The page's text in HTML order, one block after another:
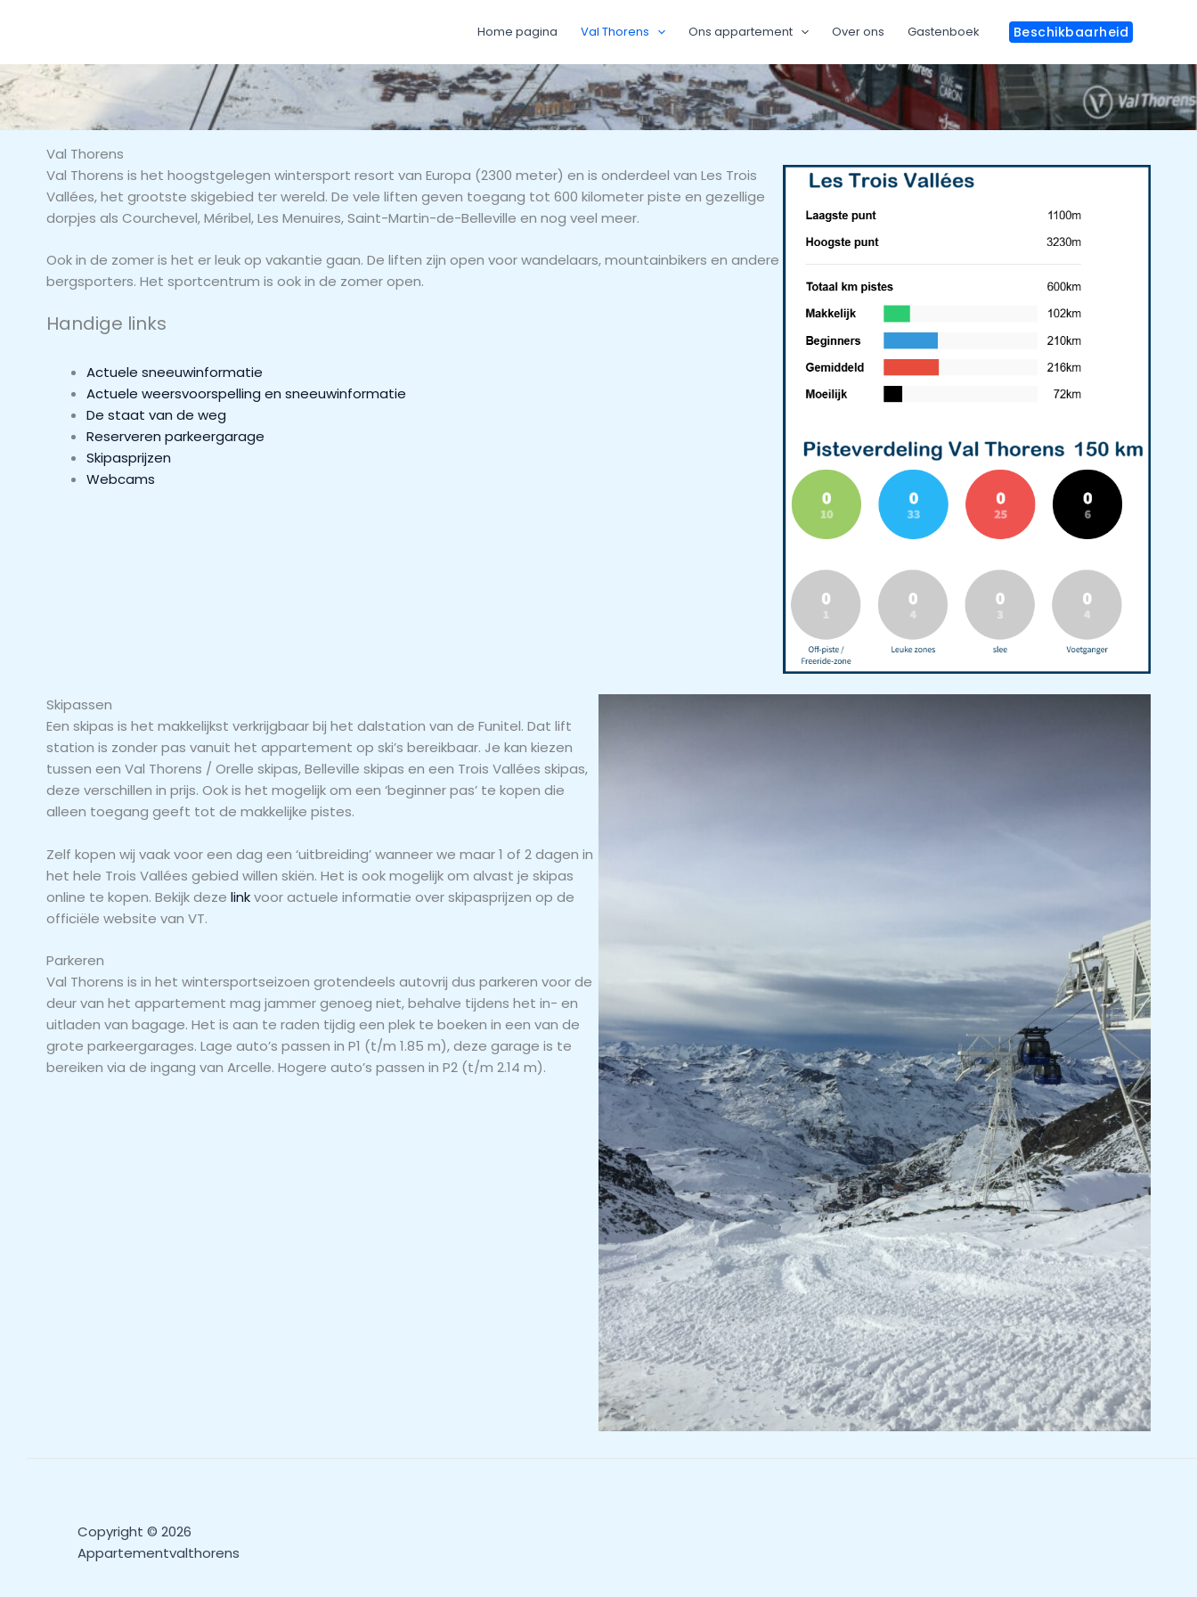
inhoud
Home pagina Val Thorens Ons appartement Over ons Gastenboek Beschikbaarheid
Val Thorens
Val Thorens is het hoogstgelegen wintersport resort van Europa (2300 meter) en is onderdeel van Les Trois
Vallées, het grootste skigebied ter wereld. De vele liften geven toegang tot 600 kilometer piste en gezellige
dorpjes als Courchevel, Méribel, Les Menuires, Saint-Martin-de-Belleville en nog veel meer.
Ook in de zomer is het er leuk op vakantie gaan. De liften zijn open voor wandelaars, mountainbikers en andere
bergsporters. Het sportcentrum is ook in de zomer open.
Handige links
Actuele sneeuwinformatie
Actuele weersvoorspelling en sneeuwinformatie
De staat van de weg
Reserveren parkeergarage
Skipasprijzen
Webcams
Skipassen
Een skipas is het makkelijkst verkrijgbaar bij het dalstation van de Funitel. Dat lift
station is zonder pas vanuit het appartement op ski’s bereikbaar. Je kan kiezen
tussen een Val Thorens / Orelle skipas, Belleville skipas en een Trois Vallées skipas,
deze verschillen in prijs. Ook is het mogelijk om een ‘beginner pas’ te kopen die
alleen toegang geeft tot de makkelijke pistes.
Zelf kopen wij vaak voor een dag een ‘uitbreiding’ wanneer we maar 1 of 2 dagen in
het hele Trois Vallées gebied willen skiën. Het is ook mogelijk om alvast je skipas
online te kopen. Bekijk deze linkvoor actuele informatie over skipasprijzen op de
officiële website van VT.
Parkeren
Val Thorens is in het wintersportseizoen grotendeels autovrij dus parkeren voor de
deur van het appartement mag jammer genoeg niet, behalve tijdens het in- en
uitladen van bagage. Het is aan te raden tijdig een plek te boeken in een van de
grote parkeergarages. Lage auto’s passen in P1 (t/m 1.85 m), deze garage is te
bereiken via de ingang van Arcelle. Hogere auto’s passen in P2 (t/m 2.14 m).
Copyright © 2026
Appartementvalthorens